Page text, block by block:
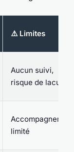
⚠️ Limites
Aucun suivi,
risque de lacunes
Accompagnement
limité